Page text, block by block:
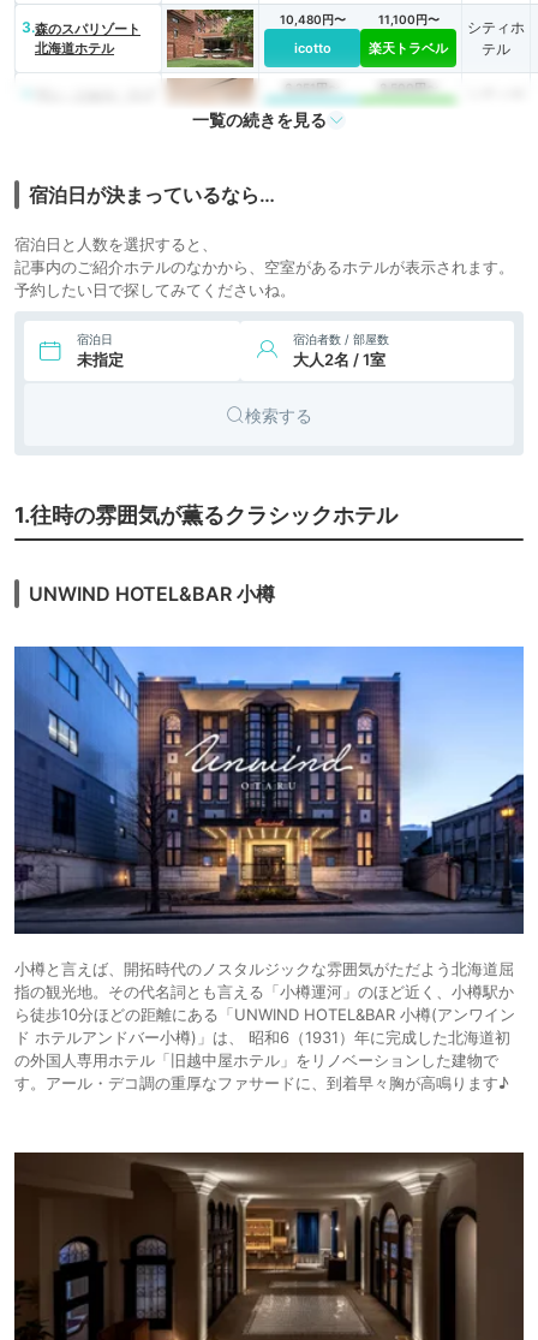
3.森のスパリゾート
北海道ホテル
10,480円〜
icotto
11,100円〜
楽天トラベル
シティホ
テル
6,251円〜
icotto
8,500円〜
一覧の続きを見る
宿泊日が決まっているなら…
宿泊日と人数を選択すると、
記事内のご紹介ホテルのなかから、空室があるホテルが表示されます。
予約したい日で探してみてくださいね。
宿泊日
未指定
宿泊者数 / 部屋数
大人2名 / 1室
検索する
1.往時の雰囲気が薫るクラシックホテル
UNWIND HOTEL&BAR 小樽
小樽と言えば、開拓時代のノスタルジックな雰囲気がただよう北海道屈
指の観光地。その代名詞とも言える「小樽運河」のほど近く、小樽駅か
ら徒歩10分ほどの距離にある「UNWIND HOTEL&BAR 小樽(アンワイン
ド ホテルアンドバー小樽)」は、 昭和6（1931）年に完成した北海道初
の外国人専用ホテル「旧越中屋ホテル」をリノベーションした建物で
す。アール・デコ調の重厚なファサードに、到着早々胸が高鳴ります♪